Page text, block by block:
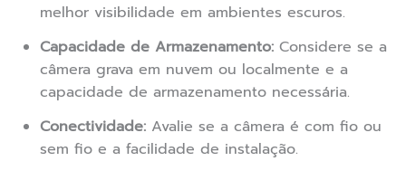
melhor visibilidade em ambientes escuros.
Capacidade de Armazenamento: Considere se a
câmera grava em nuvem ou localmente e a
capacidade de armazenamento necessária.
Conectividade: Avalie se a câmera é com fio ou
sem fio e a facilidade de instalação.